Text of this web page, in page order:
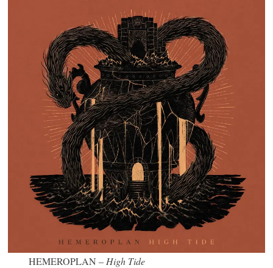
HEMEROPLAN – High Tide